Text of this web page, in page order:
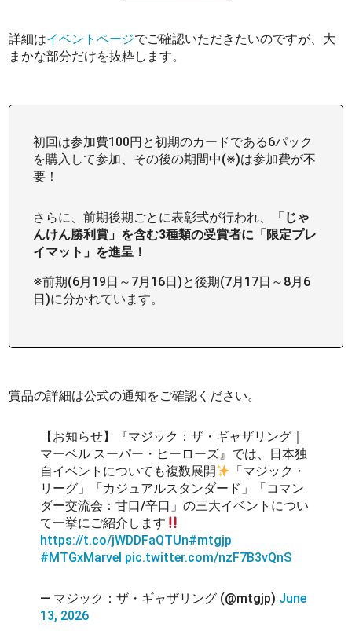
詳細はイベントページでご確認いただきたいのですが、大
まかな部分だけを抜粋します。
初回は参加費100円と初期のカードである6パック
を購入して参加、その後の期間中(※)は参加費が不
要！
さらに、前期後期ごとに表彰式が行われ、
「じゃ
んけん勝利賞」を含む3種類の受賞者に「限定プレ
イマット」を進呈！
※前期(6月19日～7月16日)と後期(7月17日～8月6
日)に分かれています。
賞品の詳細は公式の通知をご確認ください。
【お知らせ】『マジック：ザ・ギャザリング｜
マーベル スーパー・ヒーローズ』では、日本独
自イベントについても複数展開
「マジック・
リーグ」「カジュアルスタンダード」「コマン
ダー交流会：甘口/辛口」の三大イベントについ
て一挙にご紹介します
https://t.co/jWDDFaQTUn#mtgjp
#MTGxMarvel pic.twitter.com/nzF7B3vQnS
— マジック：ザ・ギャザリング (@mtgjp) June
13, 2026